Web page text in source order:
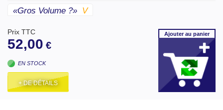
«gros Volume ?» V
Prix TTC
52,00 €
EN STOCK
+ DE DÉTAILS
Ajouterau panier